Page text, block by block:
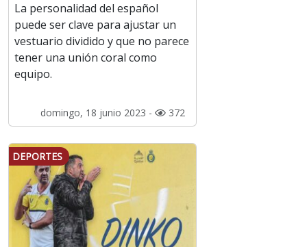
La personalidad del español
puede ser clave para ajustar un
vestuario dividido y que no parece
tener una unión coral como
equipo.
domingo, 18 junio 2023 - 372
DEPORTES